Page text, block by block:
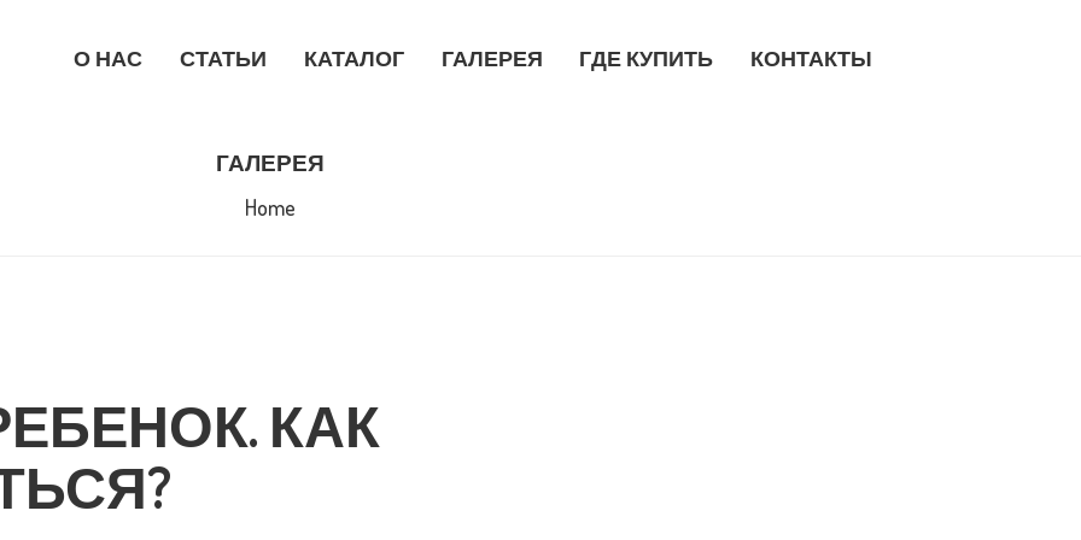
О НАС СТАТЬИ КАТАЛОГ ГАЛЕРЕЯ ГДЕ КУПИТЬ КОНТАКТЫ
ГАЛЕРЕЯ
Home
КАК